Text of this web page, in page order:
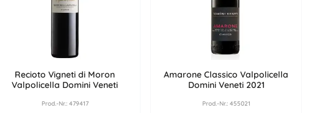
Recioto Vigneti di Moron
Valpolicella Domini Veneti
Prod.-Nr.: 479417
Amarone Classico Valpolicella
Domini Veneti 2021
Prod.-Nr.: 455021